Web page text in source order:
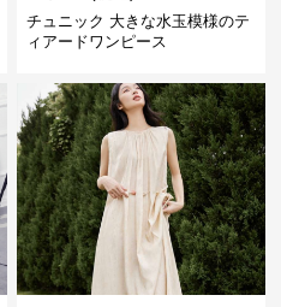
チュニック 大きな水玉模様のテ
ィアードワンピース